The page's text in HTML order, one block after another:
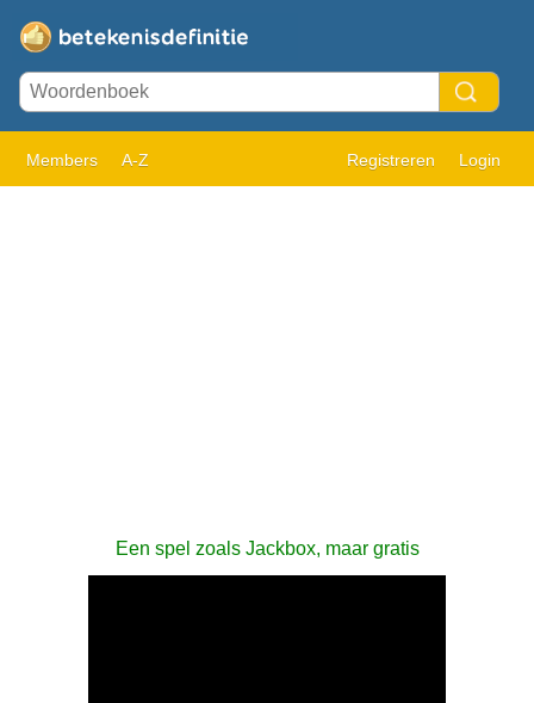
Members A-Z Registreren Login
Een spel zoals Jackbox, maar gratis